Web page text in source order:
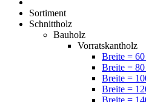
Sortiment
Schnittholz
Bauholz
Vorratskantholz
Breite =
Breite =
Breite =
Breite =
Breite =